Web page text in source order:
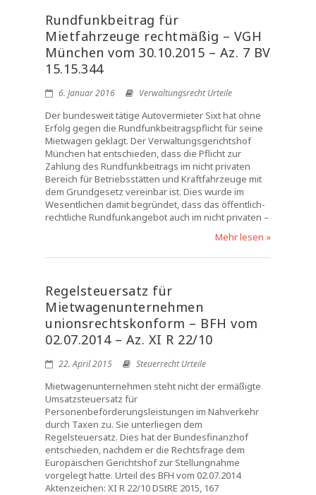
Rundfunkbeitrag für
Mietfahrzeuge rechtmäßig – VGH
München vom 30.10.2015 – Az. 7 BV
15.15.344
6. Januar 2016 Verwaltungsrecht Urteile
Der bundesweit tätige Autovermieter Sixt hat ohne
Erfolg gegen die Rundfunkbeitragspflicht für seine
Mietwagen geklagt. Der Verwaltungsgerichtshof
München hat entschieden, dass die Pflicht zur
Zahlung des Rundfunkbeitrags im nicht privaten
Bereich für Betriebsstätten und Kraftfahrzeuge mit
dem Grundgesetz vereinbar ist. Dies wurde im
Wesentlichen damit begründet, dass das öffentlich-
rechtliche Rundfunkangebot auch im nicht privaten –
Mehr lesen »
Regelsteuersatz für
Mietwagenunternehmen
unionsrechtskonform – BFH vom
02.07.2014 – Az. XI R 22/10
22. April 2015 Steuerrecht Urteile
Mietwagenunternehmen steht nicht der ermäßigte
Umsatzsteuersatz für
Personenbeförderungsleistungen im Nahverkehr
durch Taxen zu. Sie unterliegen dem
Regelsteuersatz. Dies hat der Bundesfinanzhof
entschieden, nachdem er die Rechtsfrage dem
Europäischen Gerichtshof zur Stellungnahme
vorgelegt hatte. Urteil des BFH vom 02.07.2014
Aktenzeichen: XI R 22/10 DStRE 2015, 167